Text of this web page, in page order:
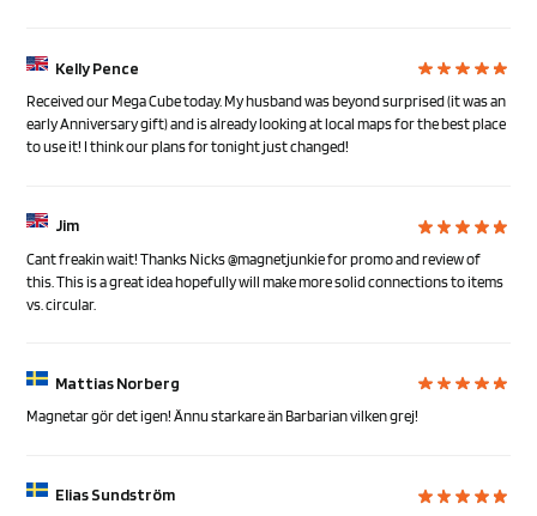
Kelly Pence
Received our Mega Cube today. My husband was beyond surprised (it was an
early Anniversary gift) and is already looking at local maps for the best place
to use it! I think our plans for tonight just changed!
Jim
Cant freakin wait! Thanks Nicks @magnetjunkie for promo and review of
this. This is a great idea hopefully will make more solid connections to items
vs. circular.
Mattias Norberg
Magnetar gör det igen! Ännu starkare än Barbarian vilken grej!
Elias Sundström